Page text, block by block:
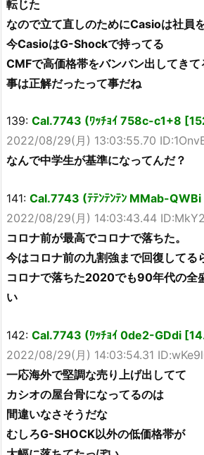
転じた
なので立て直しのためにCasioは社員
今CasioはG-Shockで持ってる
CMFで高価格帯をバンバン出してき
事は正解だったって事だね
139: Cal.7743 (ﾜｯﾁｮｲ 758c-c1+8
2022/08/29(月) 13:03:55.70
なんで中学生が基準になってんだ？
141: Cal.7743 (ﾃﾃﾝﾃﾝﾃﾝ MMab-
2022/08/29(月) 14:03:43.44
コロナ前が最高でコロナで落ちた。
今はコロナ前の九割強まで回復してる
コロナで落ちた2020でも90年代の全
い
142: Cal.7743 (ﾜｯﾁｮｲ 0de2-GDdi
2022/08/29(月) 14:03:54.31
一応海外で堅調な売り上げ出してて
カシオの屋台骨になってるのは
間違いなさそうだな
むしろG-SHOCK以外の低価格帯が